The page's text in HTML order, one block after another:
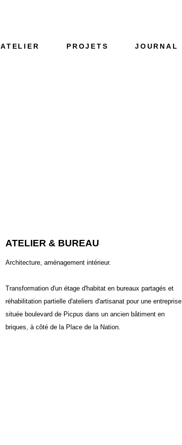
ATELIER PROJETS JOURNAL
ATELIER & BUREAU
Architecture, aménagement intérieur.
Transformation d'un étage d'habitat en bureaux partagés et
réhabilitation partielle d'ateliers d'artisanat pour une entreprise
située boulevard de Picpus dans un ancien bâtiment en
briques, à côté de la Place de la Nation.​